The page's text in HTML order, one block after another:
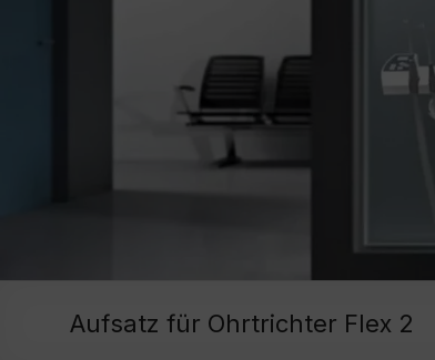
Aufsatz für Ohrtrichter Flex 2